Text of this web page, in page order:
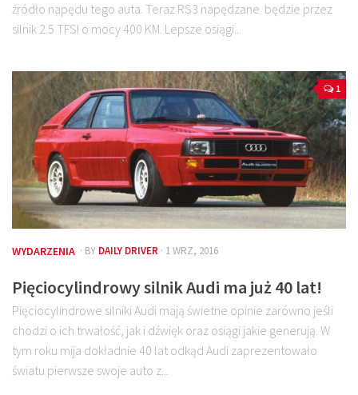
źródło napędu tego auta. Teraz RS3 napędzane będzie przez
silnik 2.5 TFSI o mocy 400 KM. Lepsze osiągi...
1
WYDARZENIA · BY DAILY DRIVER · 1 WRZ, 2016
Pięciocylindrowy silnik Audi ma już 40 lat!
Pięciocylindrowe silniki Audi mają świetne opinie zarówno jeśli
chodzi o ich trwałość, jak i dźwięk oraz osiągi jakie generują. W
tym roku mija dokładnie 40 lat odkąd Audi zaprezentowało
światu pierwsze swoje auto z...